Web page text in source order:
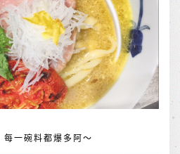
一碗料都爆多阿～